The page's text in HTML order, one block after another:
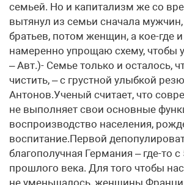
семьей. Но и капитализм же со
вытянул из семьи сначала
братьев, потом женщин, а кое-где
намеренно упрощаю схему, чтобы
– Авт.)- Семье только и осталось,
чистить, – с грустной улыбкой
Антонов.Ученый считает, что
не выполняет свои основные
воспроизводство населения,
воспитание.Первой
благополучная Германия – где-то с
прошлого века. Для того чтобы
не уменьшалось, женщины